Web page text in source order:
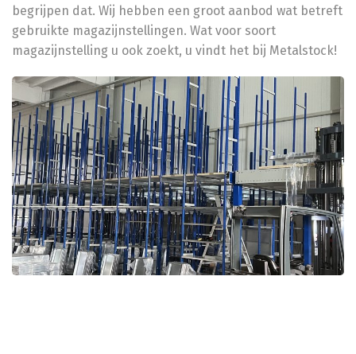
begrijpen dat. Wij hebben een groot aanbod wat betreft
gebruikte magazijnstellingen. Wat voor soort
magazijnstelling u ook zoekt, u vindt het bij Metalstock!